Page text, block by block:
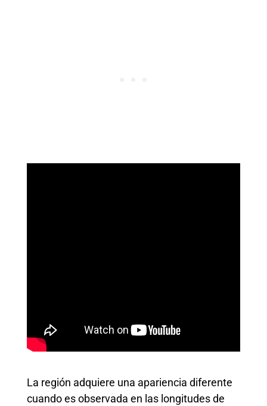
La región adquiere una apariencia diferente
cuando es observada en las longitudes de